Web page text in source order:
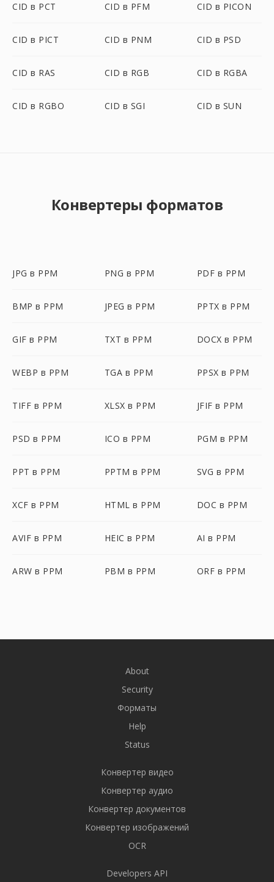
CID в PCT CID в PFM CID в PICON
CID в PICT CID в PNM CID в PSD
CID в RAS CID в RGB CID в RGBA
CID в RGBO CID в SGI CID в SUN
Конвертеры форматов
JPG в PPM PNG в PPM PDF в PPM
BMP в PPM JPEG в PPM PPTX в PPM
GIF в PPM TXT в PPM DOCX в PPM
WEBP в PPM TGA в PPM PPSX в PPM
TIFF в PPM XLSX в PPM JFIF в PPM
PSD в PPM ICO в PPM PGM в PPM
PPT в PPM PPTM в PPM SVG в PPM
XCF в PPM HTML в PPM DOC в PPM
AVIF в PPM HEIC в PPM AI в PPM
ARW в PPM PBM в PPM ORF в PPM
About
Security
Форматы
Help
Status
Конвертер видео
Конвертер аудио
Конвертер документов
Конвертер изображений
OCR
Developers API